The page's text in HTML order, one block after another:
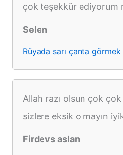
çok teşekkür ediyorum
Selen
Rüyada sarı çanta görmek
Allah razı olsun çok
sizlere eksik olmayın
Firdevs aslan